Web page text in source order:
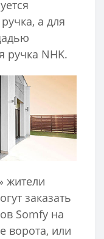
а для
ручка NHK.
жители
заказать
Somfy на
ворота, или